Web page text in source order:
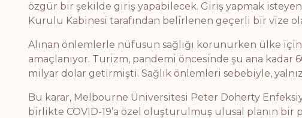
özgür bir şekilde giriş yapabilecek. Giriş yapmak
Kurulu Kabinesi tarafından belirlenen geçerli bir vize
Alınan önlemlerle nüfusun sağlığı korunurken ülke
amaçlanıyor. Turizm, pandemi öncesinde şu ana kadar
milyar dolar getirmişti. Sağlık önlemleri sebebiyle,
Bu karar, Melbourne Üniversitesi Peter Doherty
birlikte COVID-19’a özel oluşturulmuş ulusal planın bir